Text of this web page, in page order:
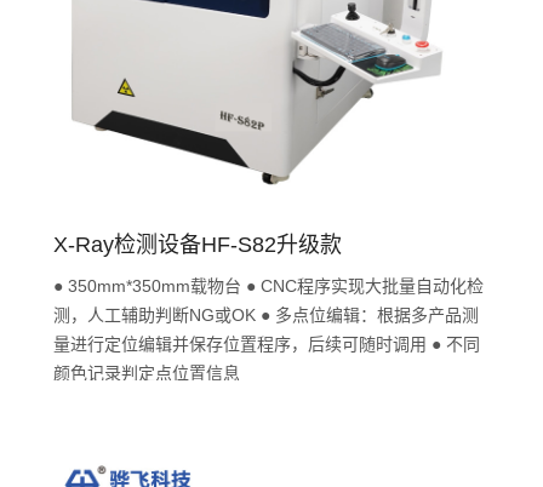
X-Ray检测设备HF-S82升级款
● 350mm*350mm载物台 ● CNC程序实现大批量自动化检
测，人工辅助判断NG或OK ● 多点位编辑：根据多产品测
量进行定位编辑并保存位置程序，后续可随时调用 ● 不同
颜色记录判定点位置信息